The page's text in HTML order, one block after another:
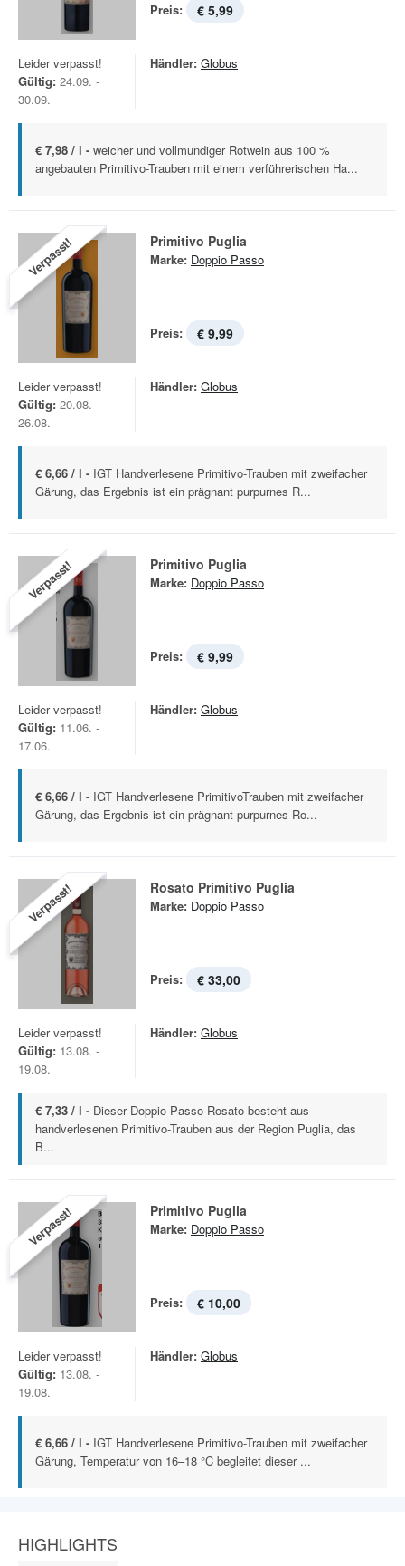
Preis: € 5,99
Leider verpasst!
Gültig: 24.09. -
30.09.
Händler: Globus
€ 7,98 / l - weicher und vollmundiger Rotwein aus 100 %
angebauten Primitivo-Trauben mit einem verführerischen Ha...
Verpasst! Primitivo Puglia
Marke: Doppio Passo
Preis: € 9,99
Leider verpasst!
Gültig: 20.08. -
26.08.
Händler: Globus
€ 6,66 / l - IGT Handverlesene Primitivo-Trauben mit zweifacher
Gärung, das Ergebnis ist ein prägnant purpurnes R...
Verpasst! Primitivo Puglia
Marke: Doppio Passo
Preis: € 9,99
Leider verpasst!
Gültig: 11.06. -
17.06.
Händler: Globus
€ 6,66 / l - IGT Handverlesene PrimitivoTrauben mit zweifacher
Gärung, das Ergebnis ist ein prägnant purpurnes Ro...
Verpasst! Rosato Primitivo Puglia
Marke: Doppio Passo
Preis: € 33,00
Leider verpasst!
Gültig: 13.08. -
19.08.
Händler: Globus
€ 7,33 / l - Dieser Doppio Passo Rosato besteht aus
handverlesenen Primitivo-Trauben aus der Region Puglia, das
B...
Verpasst! Primitivo Puglia
Marke: Doppio Passo
Preis: € 10,00
Leider verpasst!
Gültig: 13.08. -
19.08.
Händler: Globus
€ 6,66 / l - IGT Handverlesene Primitivo-Trauben mit zweifacher
Gärung, Temperatur von 16–18 °C begleitet dieser ...
HIGHLIGHTS